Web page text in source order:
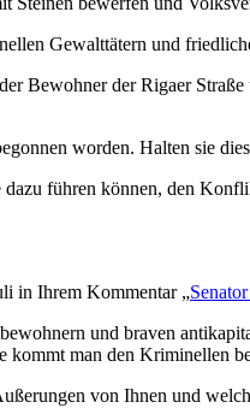
Gewalttätern und
Bewohner der Rigaer
worden. Halten sie
führen können, den
in Ihrem Kommentar „
und braven
man den Kriminellen
von Ihnen und